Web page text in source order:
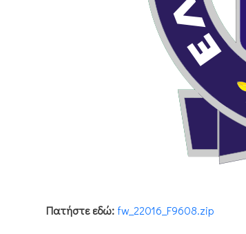
Πατήστε εδώ: fw_22016_F9608.zip